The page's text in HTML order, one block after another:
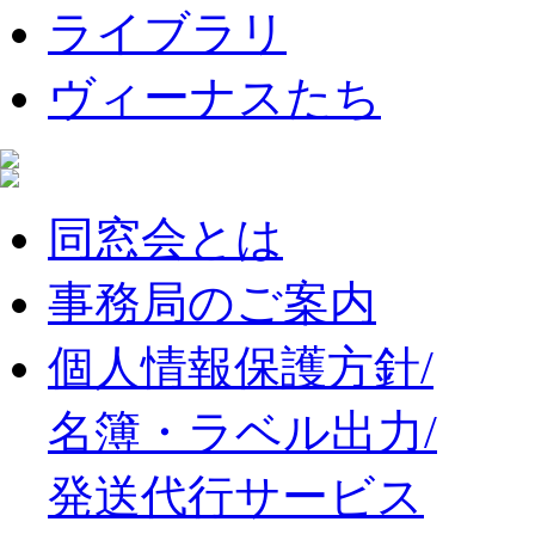
ライブラリ
ヴィーナスたち
同窓会とは
事務局のご案内
個人情報保護方針/
名簿・ラベル出力/
発送代行サービス